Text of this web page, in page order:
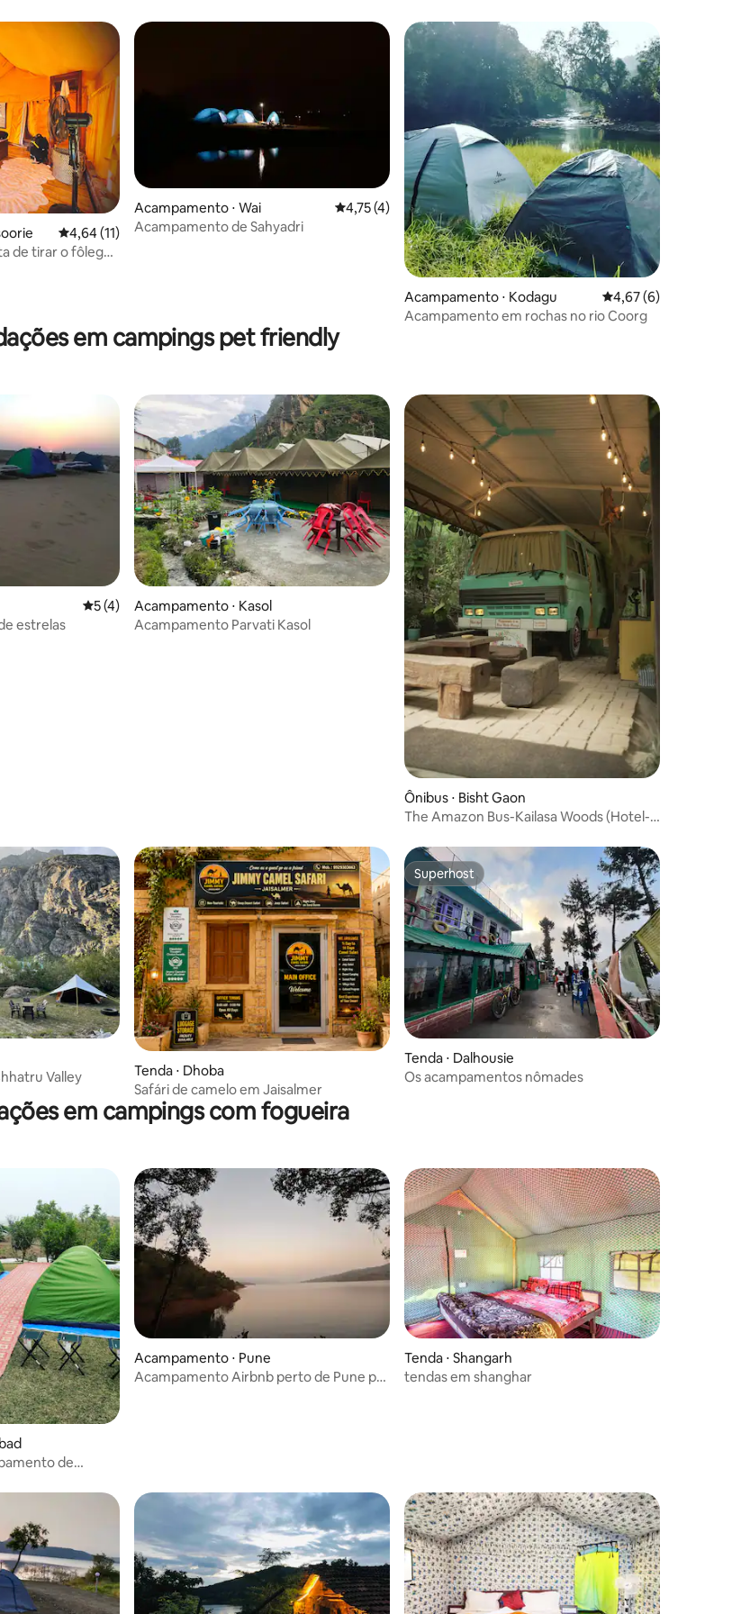
avaliações
4,64 de uma avaliação média de 5, 11 avaliações
4,64 (11)
de tirar o fôlego
Acampamento ⋅ Wai 4,75 de uma avaliação média de 5, 4 avaliações
4,75 (4)
Acampamento de Sahyadri
Acampamento ⋅ Kodagu 4,67 de uma
4,67 (6)
Acampamento em rochas no rio Coorg
em campings pet friendly
5 de uma avaliação média de 5, 4 avaliações
5 (4)
estrelas
Acampamento ⋅ Kasol
Acampamento Parvati Kasol
Ônibus ⋅ Bisht Gaon
The Amazon Bus-Kailasa Woods (Hotel-
Valley
Tenda ⋅ Dhoba
Safári de camelo em Jaisalmer
Superhost
Superhost
Tenda ⋅ Dalhousie
Os acampamentos nômades
em campings com fogueira
de
Acampamento ⋅ Pune
Acampamento Airbnb perto de Pune por
Tenda ⋅ Shangarh
tendas em shanghar